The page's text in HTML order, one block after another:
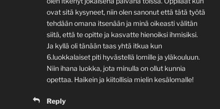
ovat sitä kysyneet, niin olen sanonut että tätä työtä
tehdään omana itsenään ja minä oikeasti välitän
siitä, että te opitte ja kasvatte hienoiksi ihmisiksi.
Ja kyllä oli tänään taas yhtä itkua kun
6.luokkalaiset piti hyvästellä lomille ja yläkouluun.
Niin ihana luokka, jota minulla on ollut kunnia
opettaa. Haikein ja kiitollisia mielin kesälomalle!
Reply